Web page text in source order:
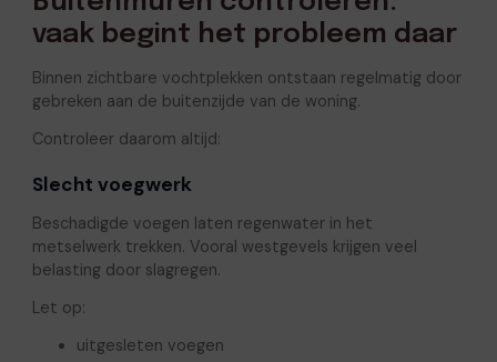
vaak begint het probleem daar
Binnen zichtbare vochtplekken ontstaan regelmatig door
gebreken aan de buitenzijde van de woning.
Controleer daarom altijd:
Slecht voegwerk
Beschadigde voegen laten regenwater in het
metselwerk trekken. Vooral westgevels krijgen veel
belasting door slagregen.
Let op:
uitgesleten voegen